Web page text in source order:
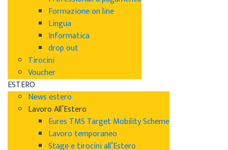
Formazione on line
Lingua
Informatica
drop out
Tirocini
Voucher
ESTERO
News estero
Lavoro All’Estero
Eures TMS Target Mobility Scheme
Lavoro temporaneo
Stage e tirocini all’Estero